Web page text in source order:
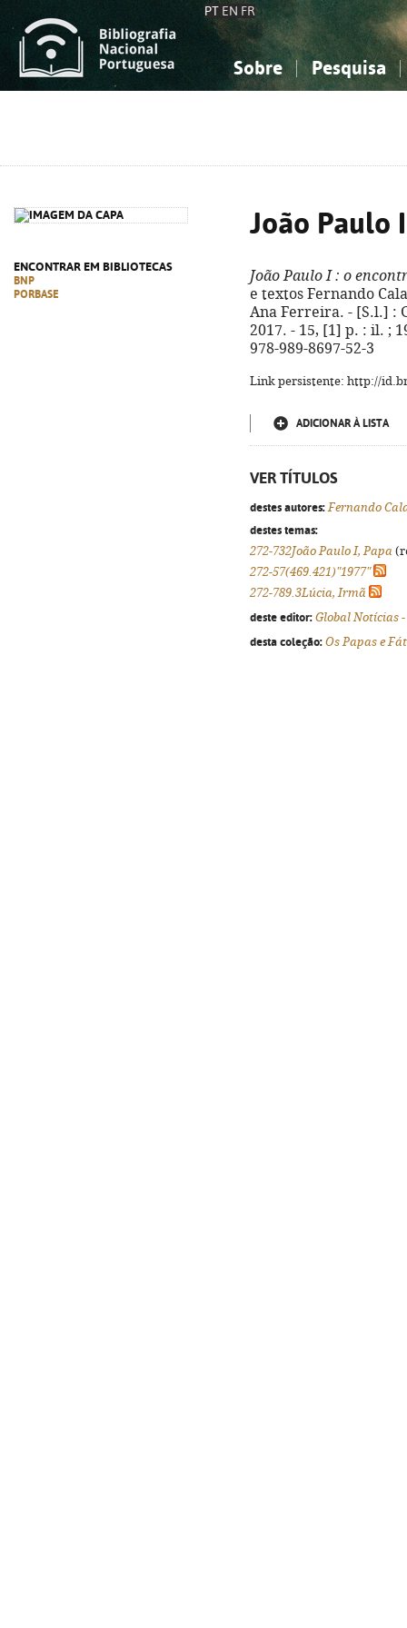
PT EN FR
Sobre Pesquisa
ENCONTRAR EM BIBLIOTECAS
BNP
PORBASE
João Paulo I
João Paulo I: o
e textos Fernando
Ana Ferreira. - [S.l.] :
2017. - 15, [1] p. : il. ;
978-989-8697-52-3
Link persistente: http://
ADICIONAR À LISTA
VER TÍTULOS
destes autores: Fernando
destes temas:
272-732João Paulo I, Papa
272-57(469.421)"1977"
272-789.3Lúcia, Irmã
deste editor: Global Notícias
desta coleção: Os Papas e